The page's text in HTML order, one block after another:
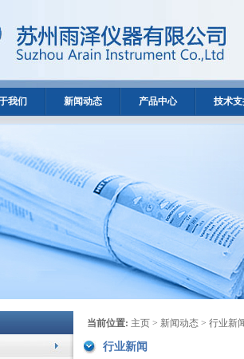
我们 新闻动态 产品中心 技术
当前位置: 主页 > 新闻动态 > 行业新
行业新闻